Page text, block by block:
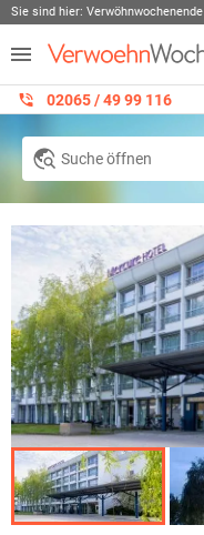
Sie sind hier: Verwöhnwochenende
02065 / 49 ‌99 116
Suche öffnen